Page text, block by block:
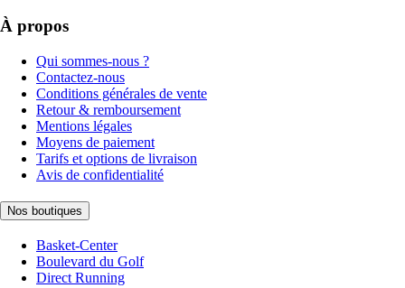
À propos
Qui sommes-nous ?
Contactez-nous
Conditions générales de vente
Retour & remboursement
Mentions légales
Moyens de paiement
Tarifs et options de livraison
Avis de confidentialité
Nos boutiques
Basket-Center
Boulevard du Golf
Direct Running